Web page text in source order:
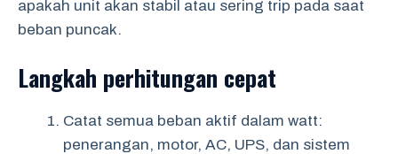
apakah unit akan stabil atau sering trip pada saat
beban puncak.
Langkah perhitungan cepat
Catat semua beban aktif dalam watt:
penerangan, motor, AC, UPS, dan sistem